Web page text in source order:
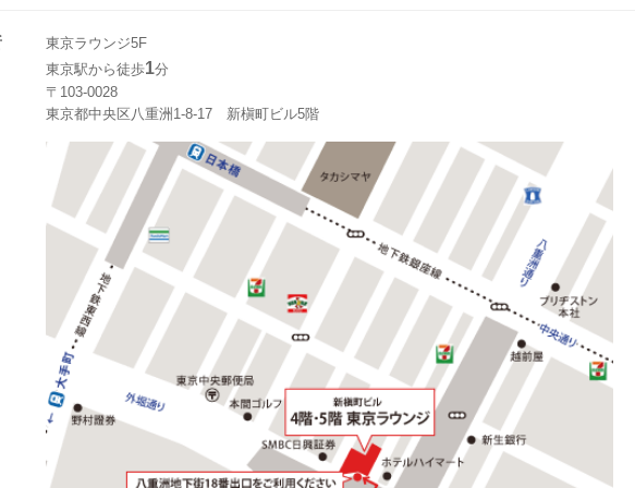
東京ラウンジ5F
東京駅から徒歩1分
〒103-0028
東京都中央区八重洲1-8-17 新槇町ビル5階